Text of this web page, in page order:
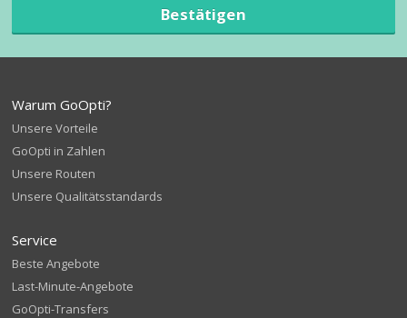
Bestätigen
Warum GoOpti?
Unsere Vorteile
GoOpti in Zahlen
Unsere Routen
Unsere Qualitätsstandards
Service
Beste Angebote
Last-Minute-Angebote
GoOpti-Transfers